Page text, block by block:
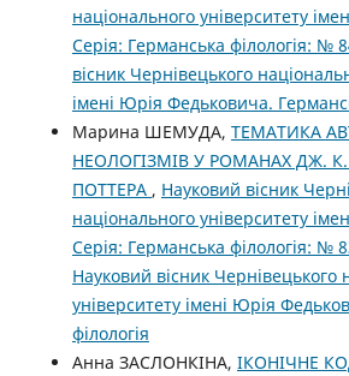
національного університету
Серія: Германська філологія: №
вісник Чернівецького
імені Юрія Федьковича.
Марина ШЕМУДА, ТЕМАТИКА
НЕОЛОГІЗМІВ У РОМАНАХ ДЖ. К.
ПОТТЕРА , Науковий вісник
національного університету
Серія: Германська філологія: №
Науковий вісник Чернівецького
університету імені Юрія
філологія
Анна ЗАСЛОНКІНА, ІКОНІЧНЕ